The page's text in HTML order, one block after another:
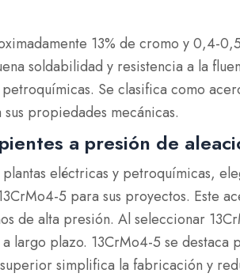
13% de cromo y 0,4-
soldabilidad y resistencia a la
Se clasifica como
propiedades mecánicas.
a presión de
eléctricas y petroquímicas,
5 para sus proyectos. Este
de alta presión. Al seleccionar
largo plazo. 13CrMo4-5 se
simplifica la fabricación y